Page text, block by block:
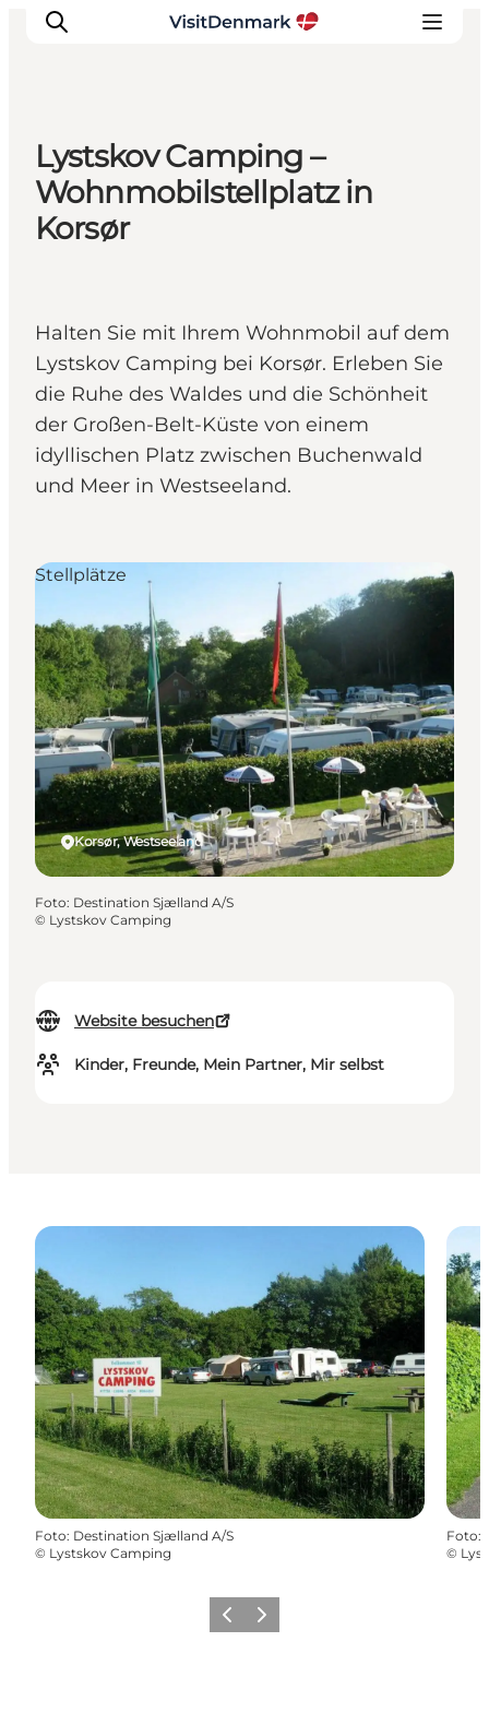
Inspiration
Regionen
Erlebnisse
Lystskov Camping –
Wohnmobilstellplatz in
Korsør
Halten Sie mit Ihrem Wohnmobil auf dem
Lystskov Camping bei Korsør. Erleben Sie
die Ruhe des Waldes und die Schönheit
der Großen-Belt-Küste von einem
idyllischen Platz zwischen Buchenwald
und Meer in Westseeland.
Website besuchen
Kinder, Freunde, Mein Partner, Mir selbst
Korsør, Westseeland
Stellplätze
Foto: Destination Sjælland A/S
© Lystskov Camping
Foto: Destination Sjælland A/S
© Lystskov Camping
Foto:
©
ZurückWeiter